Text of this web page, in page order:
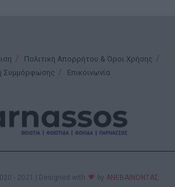
Πολιτική Απορρήτου & Όροι Χρήσης
Συμμόρφωσης
Επικοινωνία
- 2021 | Designed with by ΑΝΕΒΑΙΝΟΝΤΑΣ